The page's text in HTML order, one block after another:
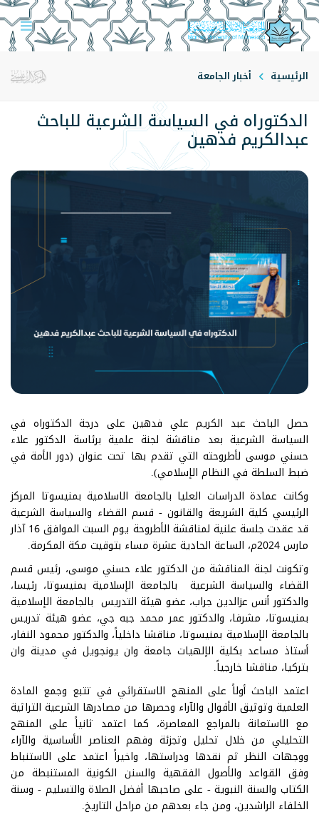
الرئيسية أخبار الجامعة
الدكتوراه في السياسة الشرعية للباحث
عبدالكريم فدهين
حصل الباحث عبد الكريم علي فدهين على درجة الدكتوراه في
السياسة الشرعية بعد مناقشة لجنة علمية برئاسة الدكتور علاء
حسني موسى لأطروحته التي تقدم بها تحت عنوان (دور الأمة في
ضبط السلطة في النظام الإسلامي).
وكانت عمادة الدراسات العليا بالجامعة الاسلامية بمنيسوتا المركز
الرئيسي كلية الشريعة والقانون - قسم القضاء والسياسة الشرعية
قد عقدت جلسة علنية لمناقشة الأطروحة يوم السبت الموافق 16 آذار
مارس 2024م، الساعة الحادية عشرة مساء بتوقيت مكة المكرمة.
وتكونت لجنة المناقشة من الدكتور علاء حسني موسى، رئيس قسم
القضاء والسياسة الشرعية بالجامعة الإسلامية بمنيسوتا، رئيسا،
والدكتور أنس عزالدين جراب، عضو هيئة التدريس بالجامعة الإسلامية
بمنيسوتا، مشرفا، والدكتور عمر محمد جبه جي، عضو هيئة تدريس
بالجامعة الإسلامية بمنيسوتا، مناقشا داخلياً، والدكتور محمود النفار،
أستاذ مساعد بكلية الإلهيات جامعة وان يونجويل في مدينة وان
بتركيا، مناقشا خارجياً.
اعتمد الباحث أولاً على المنهج الاستقرائي في تتبع وجمع المادة
العلمية وتوثيق الأقوال والآراء وحصرها من مصادرها الشرعية التراثية
مع الاستعانة بالمراجع المعاصرة، كما اعتمد ثانياً على المنهج
التحليلي من خلال تحليل وتجزئة وفهم العناصر الأساسية والآراء
ووجهات النظر ثم نقدها ودراستها، واخيراً اعتمد على الاستنباط
وفق القواعد والأصول الفقهية والسنن الكونية المستنبطة من
الكتاب والسنة النبوية - على صاحبها أفضل الصلاة والتسليم - وسنة
الخلفاء الراشدين، ومن جاء بعدهم من مراحل التاريخ.